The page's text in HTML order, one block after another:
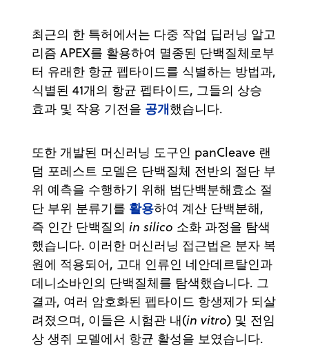
최근의 한 특허에서는 다중 작업 딥러닝 알고
리즘 APEX를 활용하여 멸종된 단백질체로부
터 유래한 항균 펩타이드를 식별하는 방법과,
식별된 41개의 항균 펩타이드, 그들의 상승
효과 및 작용 기전을 공개했습니다.
또한 개발된 머신러닝 도구인 panCleave 랜
덤 포레스트 모델은 단백질체 전반의 절단 부
위 예측을 수행하기 위해 범단백분해효소 절
단 부위 분류기를 활용하여 계산 단백분해,
즉 인간 단백질의 in silico 소화 과정을 탐색
했습니다. 이러한 머신러닝 접근법은 분자 복
원에 적용되어, 고대 인류인 네안데르탈인과
데니소바인의 단백질체를 탐색했습니다. 그
결과, 여러 암호화된 펩타이드 항생제가 되살
려졌으며, 이들은 시험관 내(in vitro) 및 전임
상 생쥐 모델에서 항균 활성을 보였습니다.